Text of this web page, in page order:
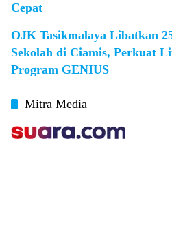
Cepat
OJK Tasikmalaya Libatkan
Sekolah di Ciamis, Perkuat
Program GENIUS
Mitra Media